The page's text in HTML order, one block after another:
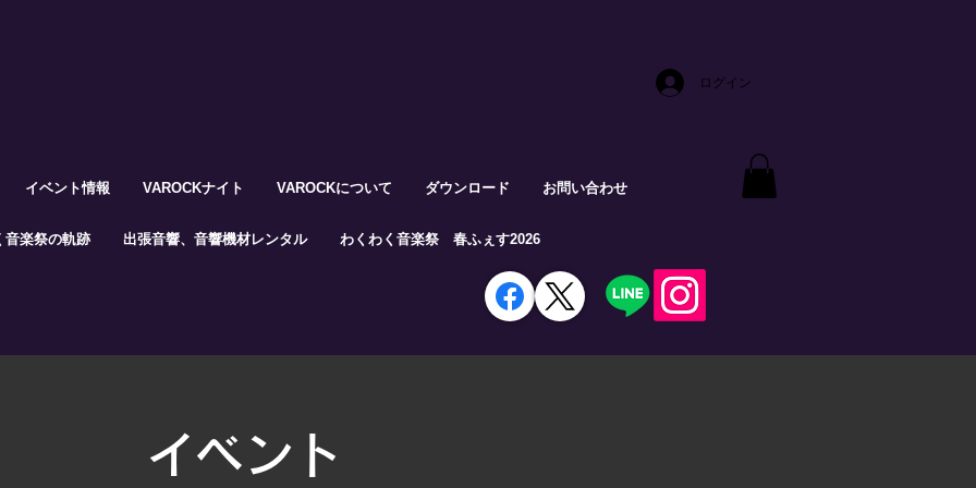
ログイン
イベント情報 VAROCKナイト VAROCKについて ダウンロード お問い合わせ
音楽祭の軌跡 出張音響、音響機材レンタル わくわく音楽祭 春ふぇす2026
イベント